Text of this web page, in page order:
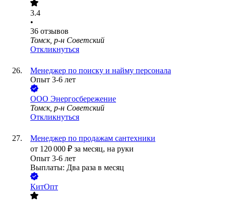
3.4
•
36 отзывов
Томск, р-н Советский
Откликнуться
Менеджер по поиску и найму персонала
Опыт 3-6 лет
ООО Энергосбережение
Томск, р-н Советский
Откликнуться
Менеджер по продажам сантехники
от 120 000 ₽ за месяц, на руки
Опыт 3-6 лет
Выплаты: Два раза в месяц
КитОпт